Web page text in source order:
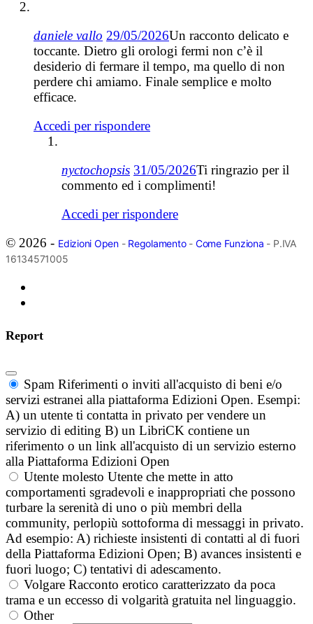
daniele vallo 29/05/2026Un racconto delicato e
toccante. Dietro gli orologi fermi non c’è il
desiderio di fermare il tempo, ma quello di non
perdere chi amiamo. Finale semplice e molto
efficace.
Accedi per rispondere
nyctochopsis 31/05/2026Ti ringrazio per il
commento ed i complimenti!
Accedi per rispondere
© 2026 - Edizioni Open- Regolamento- Come Funziona - P.IVA
16134571005
Report
Spam Riferimenti o inviti all'acquisto di beni e/o
servizi estranei alla piattaforma Edizioni Open. Esempi:
A) un utente ti contatta in privato per vendere un
servizio di editing B) un LibriCK contiene un
riferimento o un link all'acquisto di un servizio esterno
alla Piattaforma Edizioni Open
Utente molesto Utente che mette in atto
comportamenti sgradevoli e inappropriati che possono
turbare la serenità di uno o più membri della
community, perlopiù sottoforma di messaggi in privato.
Ad esempio: A) richieste insistenti di contatti al di fuori
della Piattaforma Edizioni Open; B) avances insistenti e
fuori luogo; C) tentativi di adescamento.
Volgare Racconto erotico caratterizzato da poca
trama e un eccesso di volgarità gratuita nel linguaggio.
Other